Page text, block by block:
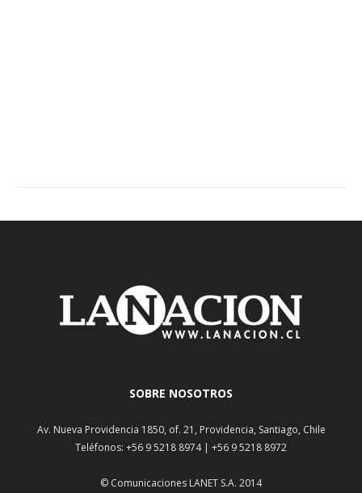
SOBRE NOSOTROS
Av. Nueva Providencia 1850, of. 21, Providencia, Santiago, Chile
Teléfonos: +56 9 5218 8974 | +56 9 5218 8972
© Comunicaciones LANET S.A. 2014